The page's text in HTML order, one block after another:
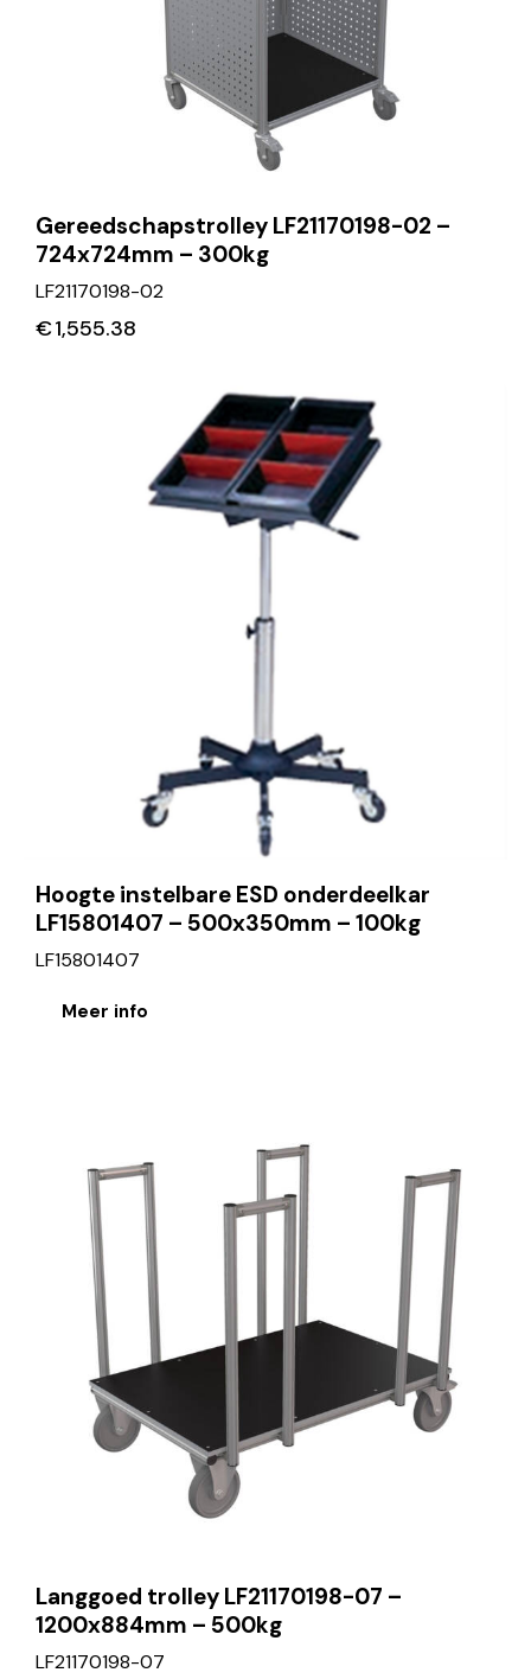
Gereedschapstrolley LF21170198-02 –
724x724mm – 300kg
LF21170198-02
€1,555.38
Hoogte instelbare ESD onderdeelkar
LF15801407 – 500x350mm – 100kg
LF15801407
Meer info
Langgoed trolley LF21170198-07 –
1200x884mm – 500kg
LF21170198-07